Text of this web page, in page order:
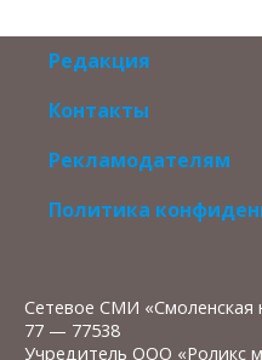
Редакция
Контакты
Рекламодателям
Политика
Сетевое СМИ
77 — 77538
Учредитель ООО «Роликс